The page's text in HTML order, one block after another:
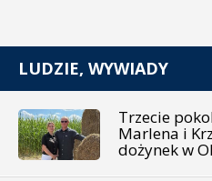
LUDZIE, WYWIADY
Trzecie
Marlena i
dożynek w